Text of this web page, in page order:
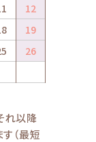
12
19
26
れ以降
（最短